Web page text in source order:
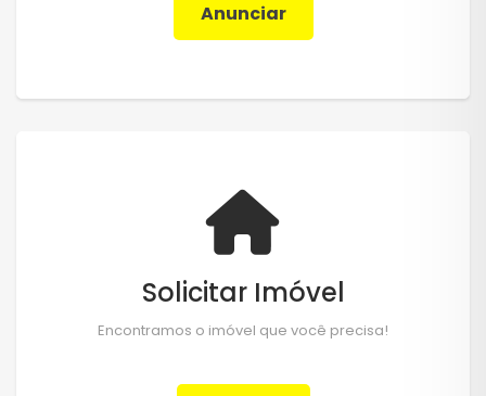
Anunciar
Solicitar Imóvel
Encontramos o imóvel que você precisa!